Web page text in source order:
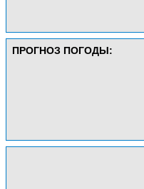
ПРОГНОЗ ПОГОДЫ: